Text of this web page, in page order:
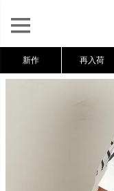
新作 再入荷